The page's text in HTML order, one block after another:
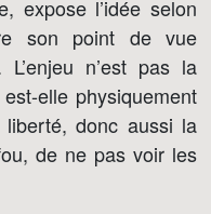
expose l’idée selon
son point de vue
n’est pas la
elle physiquement
donc aussi la
de ne pas voir les